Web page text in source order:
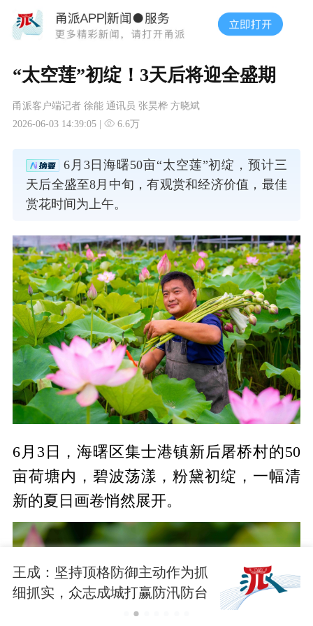
“太空莲”初绽！3天后将迎全盛期
甬派客户端记者 徐能 通讯员 张昊桦 方晓斌
2026-06-03 14:39:05 |
6.6万
6月3日海曙50亩“太空莲”初绽，预计三
天后全盛至8月中旬，有观赏和经济价值，最佳
赏花时间为上午。
6月3日，海曙区集士港镇新后屠桥村的50
亩荷塘内，碧波荡漾，粉黛初绽，一幅清
新的夏日画卷悄然展开。
王成：坚持顶格防御主动作为抓
细抓实，众志成城打赢防汛防台